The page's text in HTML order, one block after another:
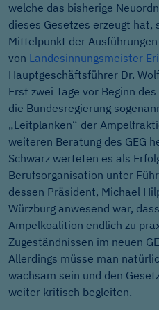
welche das bisherige
dieses Gesetzes erzeugt hat,
Mittelpunkt der Ausführungen
von Landesinnungsmeister
Hauptgeschäftsführer Dr.
Erst zwei Tage vor Beginn
die Bundesregierung
„Leitplanken“ der
weiteren Beratung des GEG
Schwarz werteten es als
Berufsorganisation unter
dessen Präsident, Michael
Würzburg anwesend war,
Ampelkoalition endlich zu
Zugeständnissen im neuen
Allerdings müsse man
wachsam sein und den
weiter kritisch begleiten.